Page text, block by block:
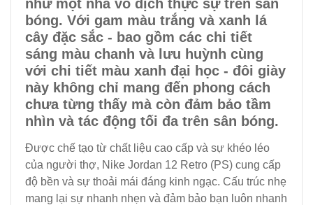
như một nhà vô địch thực sự trên sân
bóng. Với gam màu trắng và xanh lá
cây đặc sắc - bao gồm các chi tiết
sáng màu chanh và lưu huỳnh cùng
với chi tiết màu xanh đại học - đôi giày
này không chỉ mang đến phong cách
chưa từng thấy mà còn đảm bảo tầm
nhìn và tác động tối đa trên sân bóng.
Được chế tạo từ chất liệu cao cấp và sự khéo léo
của người thợ, Nike Jordan 12 Retro (PS) cung cấp
độ bền và sự thoải mái đáng kinh ngạc. Cấu trúc nhẹ
mang lại sự nhanh nhẹn và đảm bảo bạn luôn nhanh